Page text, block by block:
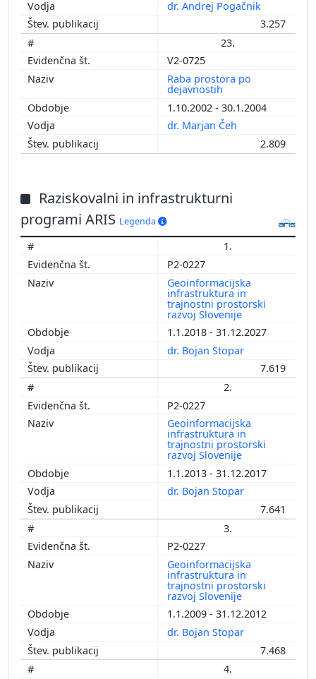
dr. Andrej Pogačnik
3.257
23.
V2-0725
Raba prostora po
dejavnostih
1.10.2002 - 30.1.2004
dr. Marjan Čeh
2.809
Raziskovalni in infrastrukturni
programi ARIS Legenda
1.
P2-0227
Geoinformacijska
infrastruktura in
trajnostni prostorski
razvoj Slovenije
1.1.2018 - 31.12.2027
dr. Bojan Stopar
7.619
2.
P2-0227
Geoinformacijska
infrastruktura in
trajnostni prostorski
razvoj Slovenije
1.1.2013 - 31.12.2017
dr. Bojan Stopar
7.641
3.
P2-0227
Geoinformacijska
infrastruktura in
trajnostni prostorski
razvoj Slovenije
1.1.2009 - 31.12.2012
dr. Bojan Stopar
7.468
4.